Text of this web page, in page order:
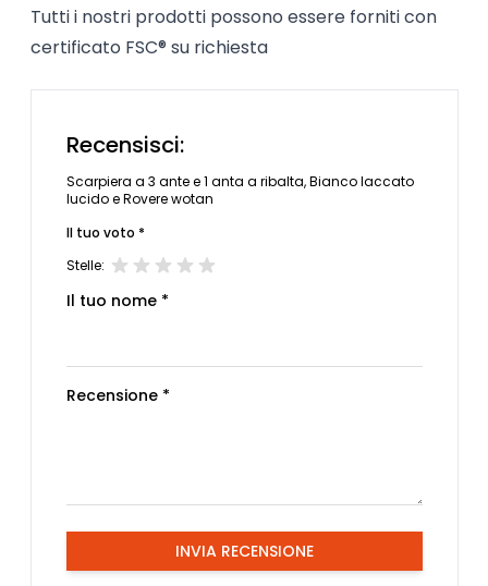
Tutti i nostri prodotti possono essere forniti con
certificato FSC® su richiesta
Recensisci:
Scarpiera a 3 ante e 1 anta a ribalta, Bianco laccato
lucido e Rovere wotan
Il tuo voto *
Stelle:
Il tuo nome *
Recensione *
INVIA RECENSIONE